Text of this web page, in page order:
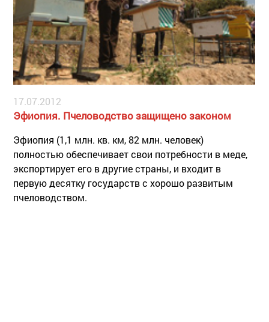
17.07.2012
Эфиопия. Пчеловодство защищено законом
Эфиопия (1,1 млн. кв. км, 82 млн. человек)
полностью обеспечивает свои потребности в меде,
экспортирует его в другие страны, и входит в
первую десятку государств с хорошо развитым
пчеловодством.